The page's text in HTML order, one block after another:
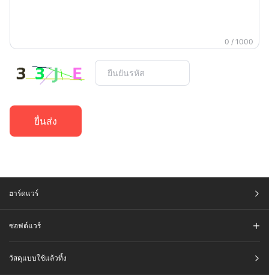
0 / 1000
ยื่นส่ง
ฮาร์ดแวร์
ซอฟต์แวร์
วัสดุแบบใช้แล้วทิ้ง